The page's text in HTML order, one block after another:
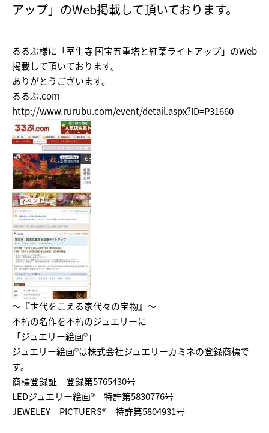
アップ」のWeb掲載して頂いております。
るるぶ様に「室生寺 国宝五重塔と紅葉ライトアップ」のWeb
掲載して頂いております。
ありがとうございます。
るるぶ.com
http://www.rurubu.com/event/detail.aspx?ID=P31660
～『世代をこえる家代々の宝物』～
不朽の名作を不朽のジュエリーに
「ジュエリー絵画®」
ジュエリー絵画®は株式会社ジュエリーカミネの登録商標で
す。
商標登録証 登録第5765430号
LEDジュエリー絵画® 特許第5830776号
JEWELEY PICTUERS® 特許第5804931号